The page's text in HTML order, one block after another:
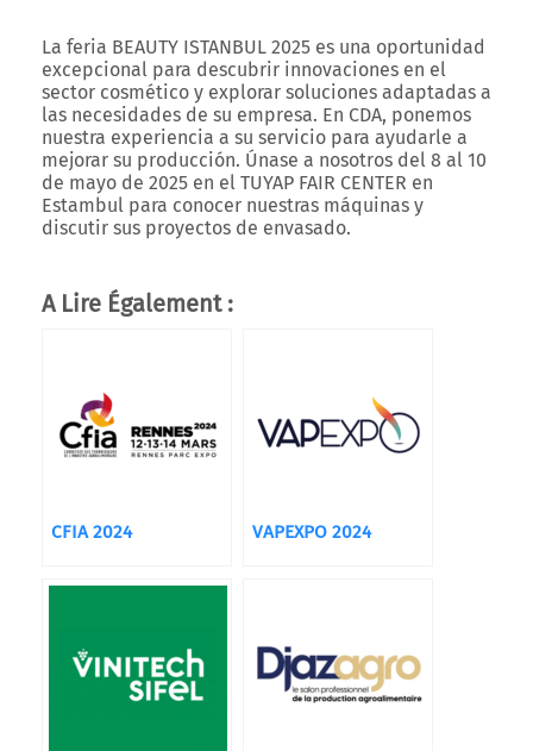
La feria BEAUTY ISTANBUL 2025 es una oportunidad
excepcional para descubrir innovaciones en el
sector cosmético y explorar soluciones adaptadas a
las necesidades de su empresa. En CDA, ponemos
nuestra experiencia a su servicio para ayudarle a
mejorar su producción. Únase a nosotros del 8 al 10
de mayo de 2025 en el TUYAP FAIR CENTER en
Estambul para conocer nuestras máquinas y
discutir sus proyectos de envasado.
A Lire Également :
CFIA 2024 VAPEXPO 2024